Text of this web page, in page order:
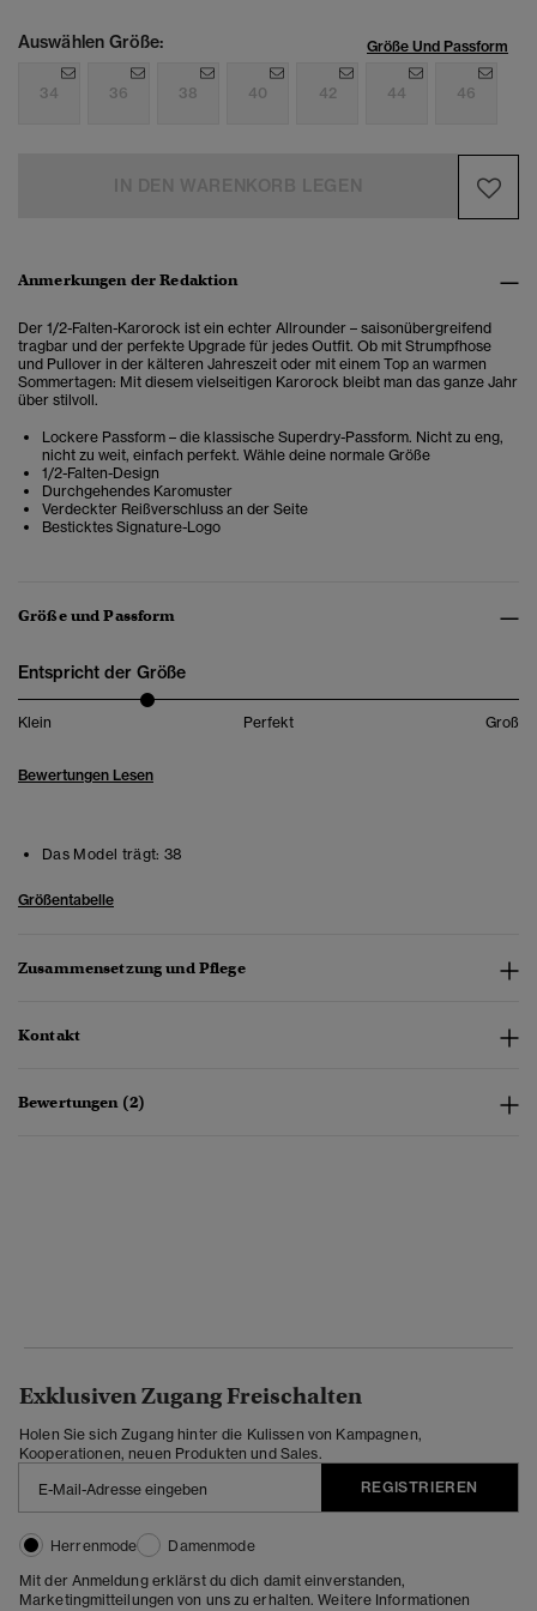
Auswählen Größe: Größe Und Passform
34 36 38 40 42 44 46
Anmerkungen der Redaktion
Der 1/2-Falten-Karorock ist ein echter Allrounder – saison­übergreifend
tragbar und der perfekte Upgrade für jedes Outfit. Ob mit Strumpfhose
und Pullover in der kälteren Jahreszeit oder mit einem Top an warmen
Sommertagen: Mit diesem vielseitigen Karorock bleibt man das ganze Jahr
über stilvoll.
Lockere Passform – die klassische Superdry-Passform. Nicht zu eng,
nicht zu weit, einfach perfekt. Wähle deine normale Größe
1/2-Falten-Design
Durchgehendes Karomuster
Verdeckter Reißverschluss an der Seite
Besticktes Signature-Logo
Größe und Passform
Entspricht der Größe
Klein Perfekt Groß
Bewertungen Lesen
Das Model trägt: 38
Größentabelle
Zusammensetzung und Pflege
Kontakt
Bewertungen (2)
Exklusiven Zugang Freischalten
Holen Sie sich Zugang hinter die Kulissen von Kampagnen,
Kooperationen, neuen Produkten und Sales.
REGISTRIEREN
Herrenmode
Damenmode
Mit der Anmeldung erklärst du dich damit einverstanden,
Marketingmitteilungen von uns zu erhalten. Weitere Informationen